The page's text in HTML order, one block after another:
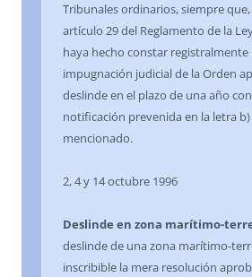
Tribunales ordinarios, siempre
artículo 29 del Reglamento de la
haya hecho constar registralmente
impugnación judicial de la Orden
deslinde en el plazo de una año
notificación prevenida en la letra
mencionado.
2, 4 y 14 octubre 1996
Deslinde en zona marítimo-
deslinde de una zona marítimo-
inscribible la mera resolución